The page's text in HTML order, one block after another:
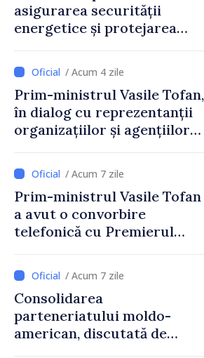
asigurarea securității
energetice și protejarea
de CNMC
/ Acum 4 zile
Prim-ministrul Vasile Tofan,
în dialog cu reprezentanții
organizațiilor și agențiilor
Moldova
/ Acum 7 zile
Prim-ministrul Vasile Tofan
a avut o convorbire
telefonică cu Premierul
/ Acum 7 zile
Consolidarea
parteneriatului moldo-
american, discutată de